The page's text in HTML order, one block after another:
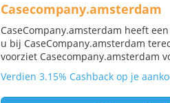
Casecompany.amsterdam
CaseCompany.amsterdam heeft
u bij CaseCompany.amsterdam
voorziet Casecompany.amsterdam
Verdien 3.15% Cashback op je